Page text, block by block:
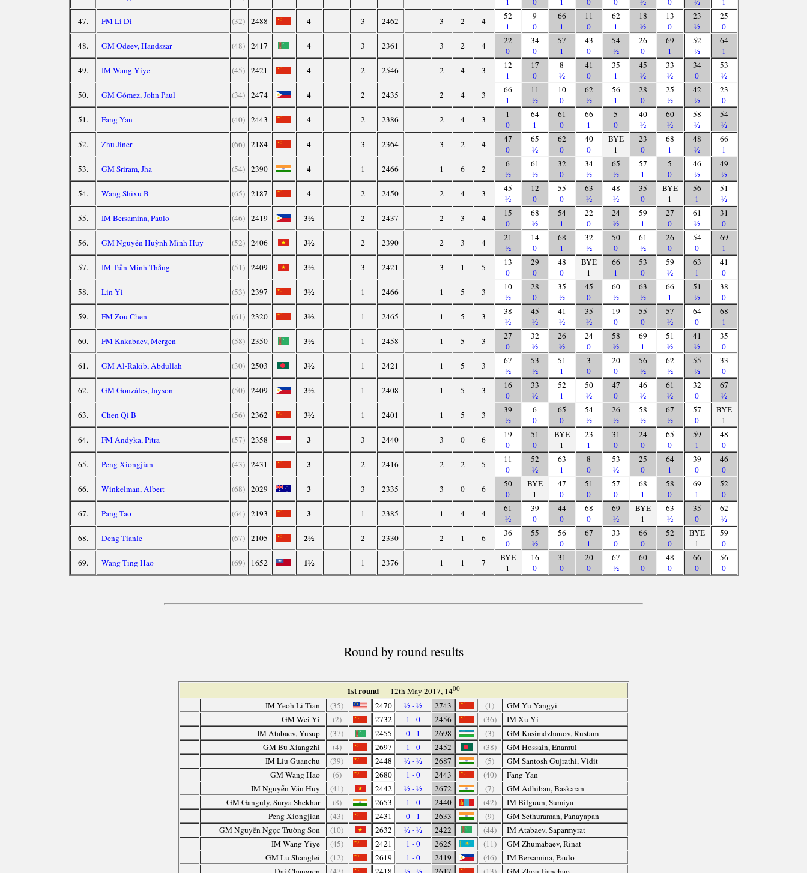
47.
FM Li Di (32) 2488 4 3 2462 3 2 4
52
1
9
0
66
1
11
0
62
1
18
½
13
0
23
½
25
0
48.
GM Odeev, Handszar (48) 2417 4 3 2361 3 2 4
22
0
34
0
57
1
43
0
54
½
26
0
69
1
52
½
64
1
49.
IM Wang Yiye (45) 2421 4 2 2546 2 4 3
12
1
17
0
8
½
41
0
35
1
45
½
33
½
34
0
53
½
50.
GM Gómez, John Paul (34) 2474 4 2 2435 2 4 3
66
1
11
½
10
0
62
½
56
1
28
0
25
½
42
½
23
0
51.
Fang Yan (40) 2443 4 2 2386 2 4 3
1
0
64
1
61
0
66
1
5
0
40
½
60
½
58
½
54
½
52.
Zhu Jiner (66) 2184 4 3 2364 3 2 4
47
0
65
½
62
0
40
0
BYE
1
23
0
68
1
48
½
66
1
53.
GM Sriram, Jha (54) 2390 4 1 2466 1 6 2
6
½
61
½
32
0
34
½
65
½
57
1
5
0
46
½
49
½
54.
Wang Shixu B (65) 2187 4 2 2450 2 4 3
45
½
12
0
55
0
63
½
48
½
35
0
BYE
1
56
1
51
½
55.
IM Bersamina, Paulo (46) 2419 3½ 2 2437 2 3 4
15
0
68
½
54
1
22
0
24
½
59
1
27
0
61
½
31
0
56.
GM Nguyễn Huỳnh Minh Huy (52) 2406 3½ 2 2390 2 3 4
21
½
14
0
68
1
32
½
50
0
61
½
26
0
54
0
69
1
57.
IM Trần Minh Thắng (51) 2409 3½ 3 2421 3 1 5
13
0
29
0
48
0
BYE
1
66
1
53
0
59
½
63
1
41
0
58.
Lin Yi (53) 2397 3½ 1 2466 1 5 3
10
½
28
0
35
½
45
0
60
½
63
½
66
1
51
½
38
0
59.
FM Zou Chen (61) 2320 3½ 1 2465 1 5 3
38
½
45
½
41
½
35
½
19
0
55
0
57
½
64
0
68
1
60.
FM Kakabaev, Mergen (58) 2350 3½ 1 2458 1 5 3
27
0
32
½
26
½
24
0
58
½
69
1
51
½
41
½
35
0
61.
GM Al-Rakib, Abdullah (30) 2503 3½ 1 2421 1 5 3
67
½
53
½
51
1
3
0
20
0
56
½
62
½
55
½
33
0
62.
GM Gonzáles, Jayson (50) 2409 3½ 1 2408 1 5 3
16
0
33
½
52
1
50
½
47
0
46
½
61
½
32
0
67
½
63.
Chen Qi B (56) 2362 3½ 1 2401 1 5 3
39
½
6
0
65
0
54
½
26
½
58
½
67
½
57
0
BYE
1
64.
FM Andyka, Pitra (57) 2358 3 3 2440 3 0 6
19
0
51
0
BYE
1
23
1
31
0
24
0
65
0
59
1
48
0
65.
Peng Xiongjian (43) 2431 3 2 2416 2 2 5
11
0
52
½
63
1
8
0
53
½
25
0
64
1
39
0
46
0
66.
Winkelman, Albert (68) 2029 3 3 2335 3 0 6
50
0
BYE
1
47
0
51
0
57
0
68
1
58
0
69
1
52
0
67.
Pang Tao (64) 2193 3 1 2385 1 4 4
61
½
39
0
44
0
68
0
69
½
BYE
1
63
½
35
0
62
½
68.
Deng Tianle (67) 2105 2½ 2 2330 2 1 6
36
0
55
½
56
0
67
1
33
0
66
0
52
0
BYE
1
59
0
69.
Wang Ting Hao (69) 1652 1½ 1 2376 1 1 7
BYE
1
16
0
31
0
20
0
67
½
60
0
48
0
66
0
56
0
Round by round results
1st round— 12th May 2017, 1400
IM Yeoh Li Tian (35) 2470 ½ - ½ 2743 (1)
GM Yu Yangyi
GM Wei Yi
(2) 2732 1 - 0 2456 (36)
IM Xu Yi
IM Atabaev, Yusup
(37) 2455 0 - 1 2698 (3)
GM Kasimdzhanov, Rustam
GM Bu Xiangzhi
(4) 2697 1 - 0 2452 (38)
GM Hossain, Enamul
IM Liu Guanchu
(39) 2448 ½ - ½ 2687 (5)
GM Santosh Gujrathi, Vidit
GM Wang Hao
(6) 2680 1 - 0 2443 (40)
Fang Yan
IM Nguyễn Văn Huy
(41) 2442 ½ - ½ 2672 (7)
GM Adhiban, Baskaran
GM Ganguly, Surya Shekhar
(8) 2653 1 - 0 2440 (42)
IM Bilguun, Sumiya
Peng Xiongjian
(43) 2431 0 - 1 2633 (9)
GM Sethuraman, Panayapan
GM Nguyễn Ngọc Trường Sơn
(10) 2632 ½ - ½ 2422 (44)
IM Atabaev, Saparmyrat
IM Wang Yiye
(45) 2421 1 - 0 2625 (11)
GM Zhumabaev, Rinat
GM Lu Shanglei
(12) 2619 1 - 0 2419 (46)
IM Bersamina, Paulo